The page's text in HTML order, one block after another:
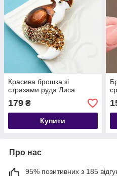
Красива брошка зі
стразами руда Лиса
179 ₴
Купити
Про нас
95% позитивних з 185